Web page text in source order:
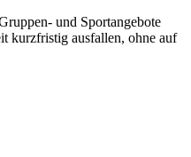
und Sportangebote
kurzfristig ausfallen, ohne auf